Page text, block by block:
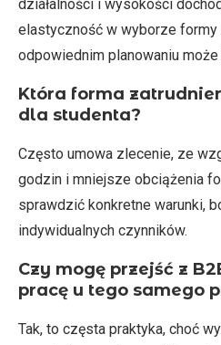
działalności i wysokości
elastyczność w wyborze
odpowiednim planowaniu
Która forma
dla studenta?
Często umowa zlecenie, ze
godzin i mniejsze obciążenia
sprawdzić konkretne warunki,
indywidualnych czynników.
Czy mogę przejść z
pracę u tego samego
Tak, to częsta praktyka, choć